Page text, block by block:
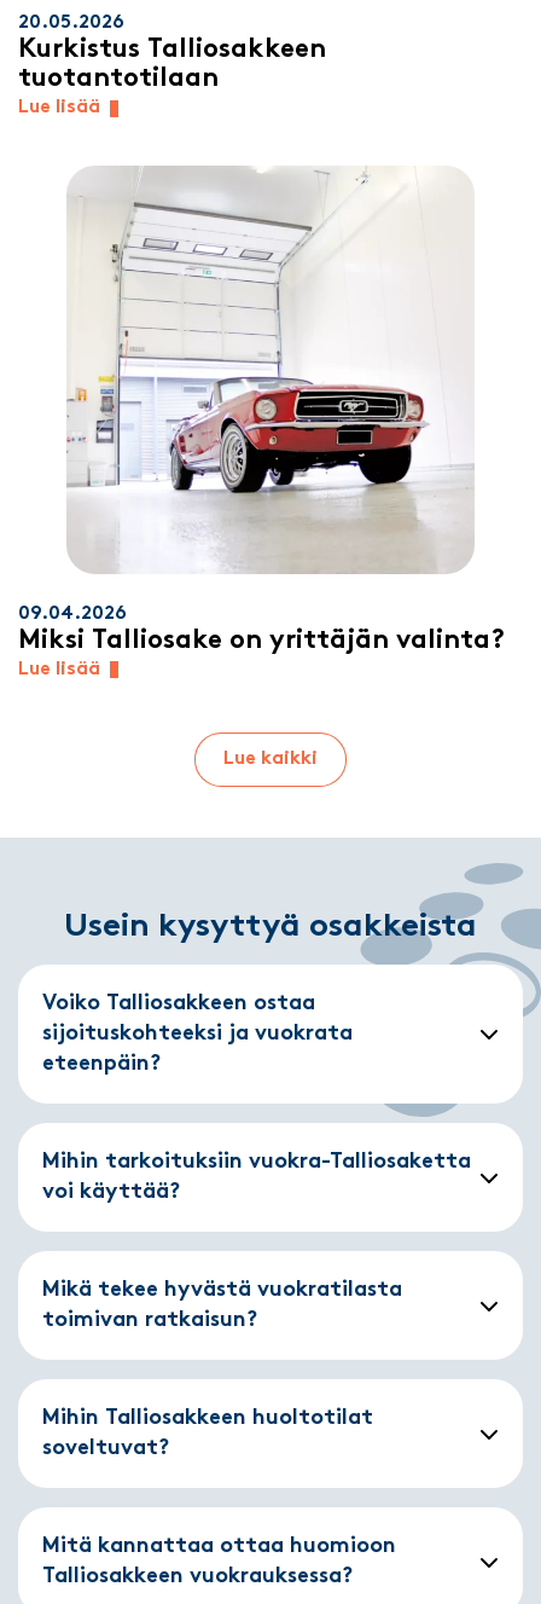
20.05.2026
Kurkistus Talliosakkeen
tuotantotilaan
Lue lisää
09.04.2026
Miksi Talliosake on yrittäjän valinta?
Lue lisää
Lue kaikki
Usein kysyttyä osakkeista
Voiko Talliosakkeen ostaa
sijoituskohteeksi ja vuokrata
eteenpäin?
Mihin tarkoituksiin vuokra-Talliosaketta
voi käyttää?
Mikä tekee hyvästä vuokratilasta
toimivan ratkaisun?
Mihin Talliosakkeen huoltotilat
soveltuvat?
Mitä kannattaa ottaa huomioon
Talliosakkeen vuokrauksessa?